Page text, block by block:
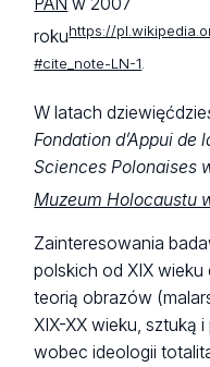
rokuhttps://
#cite_note-LN-1.
W latach dziewięćdzie
Fondation d’Appui
Sciences Polonaises
Muzeum Holocaustu
Zainteresowania
polskich od XIX wieku
teorią obrazów
XIX-XX wieku, sztuką
wobec ideologii